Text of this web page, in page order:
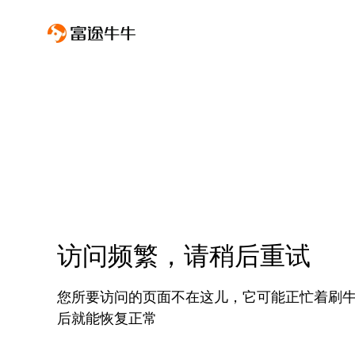
访问频繁，请稍后重试
您所要访问的页面不在这儿，它可能正忙着刷
后就能恢复正常